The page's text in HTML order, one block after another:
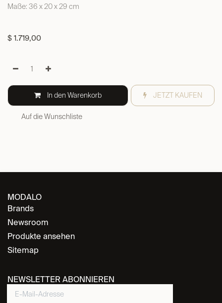
Maße: 36 x 20 x 29 cm
$ 1.719,00
In den Warenkorb JETZT KAUFEN
Auf die Wunschliste
MODALO
Brands
Newsroom
Produkte ansehen
Sitemap
NEWSLETTER ABONNIEREN